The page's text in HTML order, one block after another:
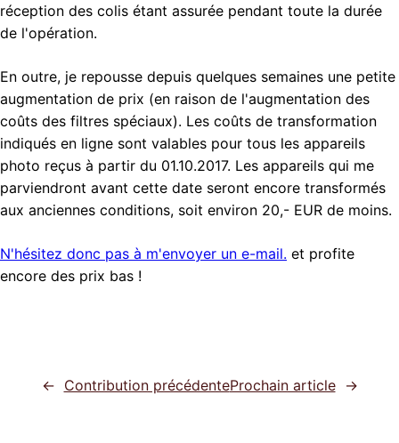
réception des colis étant assurée pendant toute la durée
de l'opération.
En outre, je repousse depuis quelques semaines une petite
augmentation de prix (en raison de l'augmentation des
coûts des filtres spéciaux). Les coûts de transformation
indiqués en ligne sont valables pour tous les appareils
photo reçus à partir du 01.10.2017. Les appareils qui me
parviendront avant cette date seront encore transformés
aux anciennes conditions, soit environ 20,- EUR de moins.
N'hésitez donc pas à m'envoyer un e-mail. et profite
encore des prix bas !
← Contribution précédenteProchain article →